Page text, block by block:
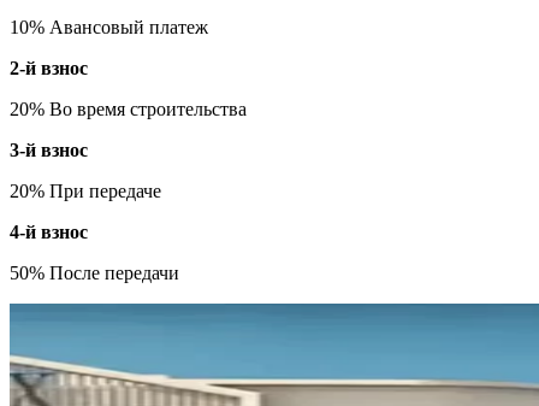
10% Авансовый платеж
2-й взнос
20% Во время строительства
3-й взнос
20% При передаче
4-й взнос
50% После передачи